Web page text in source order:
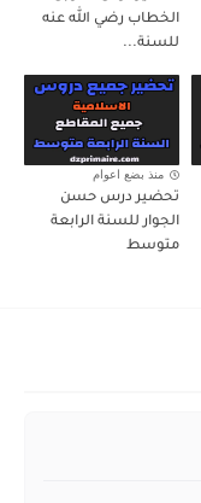
الخطاب رضي الله عنه
للسنة...
منذ بضع اعوام
تحضير درس حسن
الجوار للسنة الرابعة
متوسط